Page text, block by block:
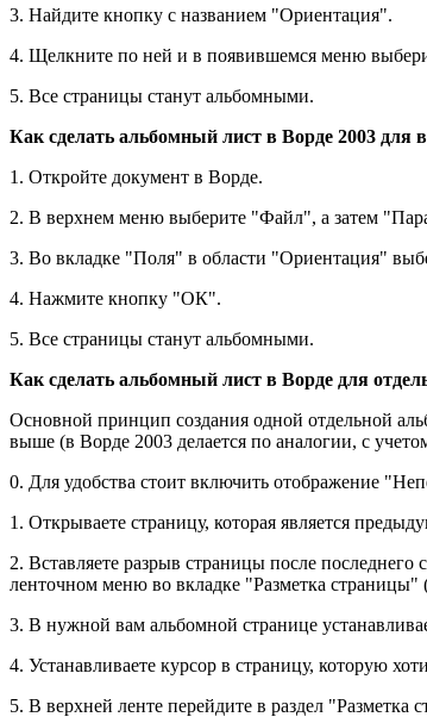
3. Найдите кнопку с названием "Ориентация".
4. Щелкните по ней и в появившемся меню
5. Все страницы станут альбомными.
Как сделать альбомный лист в Ворде 2003 для
1. Откройте документ в Ворде.
2. В верхнем меню выберите "Файл", а затем
3. Во вкладке "Поля" в области "Ориентация"
4. Нажмите кнопку "ОК".
5. Все страницы станут альбомными.
Как сделать альбомный лист в Ворде для
Основной принцип создания одной отдельной
выше (в Ворде 2003 делается по аналогии, с
0. Для удобства стоит включить отображение
1. Открываете страницу, которая является
2. Вставляете разрыв страницы после
ленточном меню во вкладке "Разметка
3. В нужной вам альбомной странице
4. Устанавливаете курсор в страницу, которую
5. В верхней ленте перейдите в раздел